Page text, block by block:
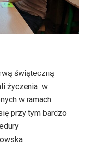
świąteczną
życzenia w
w ramach
przy tym bardzo